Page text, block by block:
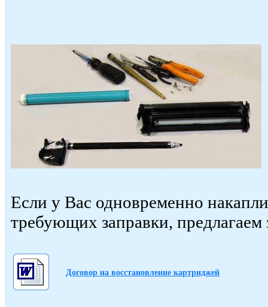
Если у Вас одновременно
требующих заправки, предлагаем
Договор на восстановление картриджей